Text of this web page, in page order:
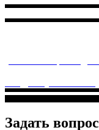
Задать вопрос